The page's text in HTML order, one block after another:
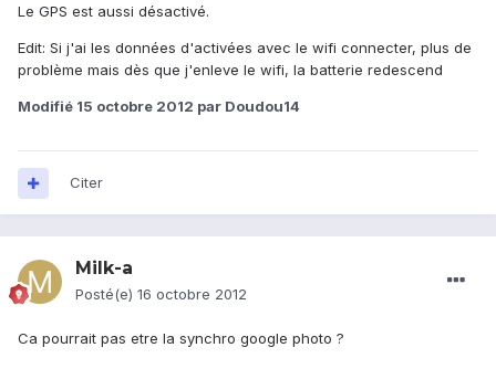
Le GPS est aussi désactivé.
Edit: Si j'ai les données d'activées avec le wifi connecter, plus de
problème mais dès que j'enleve le wifi, la batterie redescend
Modifié 15 octobre 2012 par Doudou14
Citer
Milk-a
Posté(e) 16 octobre 2012
Ca pourrait pas etre la synchro google photo ?